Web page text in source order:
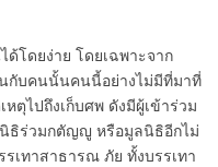
โดยง่าย โดยเฉพาะจาก
กับคนนั้นคนนี้อย่างไม่มีที่มาที่
ตุไปถึงเก็บศพ ดังมีผู้เข้าร่วม
ธิร่วมกตัญญู หรือมูลนิธิอีกไม่
เทาสาธารณ ภัย ทั้งบรรเทา